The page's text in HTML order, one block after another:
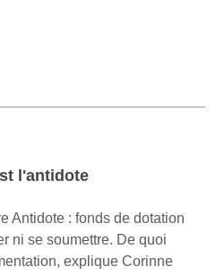
l'antidote
Antidote : fonds de dotation
ni se soumettre. De quoi
explique Corinne